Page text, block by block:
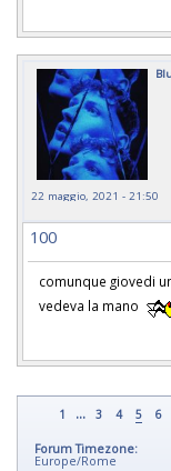
22 maggio, 2021 - 21:50
100
comunque giovedi
vedeva la mano
1 ... 3 4 5 6
Forum Timezone:
Europe/Rome